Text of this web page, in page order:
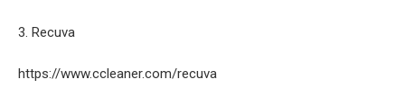
3. Recuva
https://www.ccleaner.com/recuva